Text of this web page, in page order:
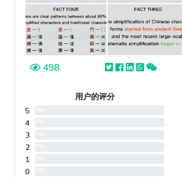
498
用户的评分
5
4
3
2
1
0